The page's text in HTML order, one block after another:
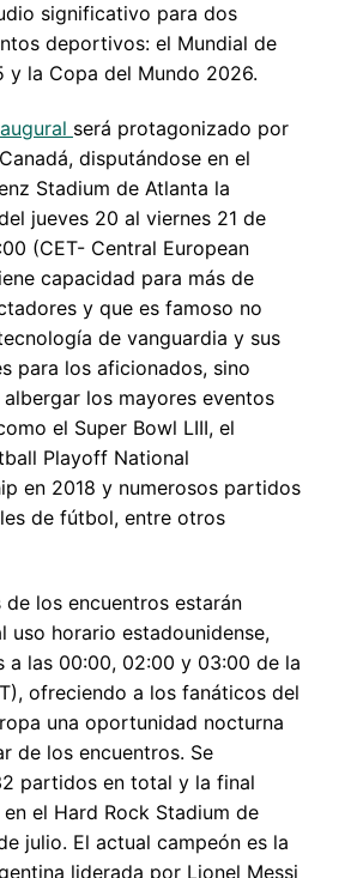
significativo para dos
deportivos: el Mundial de
y la Copa del Mundo 2026.
será protagonizado por
disputándose en el
Stadium de Atlanta la
jueves 20 al viernes 21 de
(CET- Central European
capacidad para más de
y que es famoso no
de vanguardia y sus
para los aficionados, sino
los mayores eventos
el Super Bowl LIII, el
Playoff National
en 2018 y numerosos partidos
de fútbol, entre otros
de los encuentros estarán
uso horario estadounidense,
a las 00:00, 02:00 y 03:00 de la
ofreciendo a los fanáticos del
una oportunidad nocturna
de los encuentros. Se
partidos en total y la final
el Hard Rock Stadium de
julio. El actual campeón es la
liderada por Lionel Messi